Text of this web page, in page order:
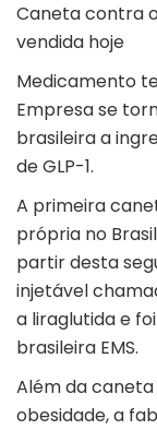
Caneta contra
vendida hoje
Medicamento
Empresa se
brasileira a
de GLP-1.
A primeira
própria no
partir desta
injetável
a liraglutida e
brasileira EMS.
Além da
obesidade, a